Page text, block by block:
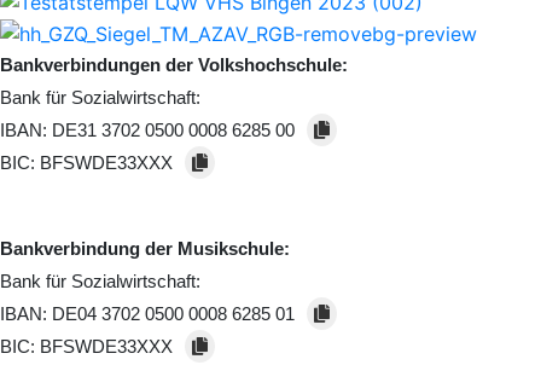
Bankverbindungen der Volkshochschule:
Bank für Sozialwirtschaft:
IBAN: DE31 3702 0500 0008 6285 00
BIC: BFSWDE33XXX
Bankverbindung der Musikschule:
Bank für Sozialwirtschaft:
IBAN: DE04 3702 0500 0008 6285 01
BIC: BFSWDE33XXX